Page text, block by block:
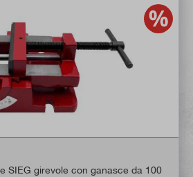
SIEG girevole con ganasce da 100